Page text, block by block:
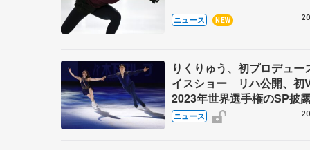
ニュース NEW
りくりゅう、初プロデュー
イスショー リハ公開、初
2023年世界選手権のSP
ゼボロ、チョクベイら豪華
ーが来日
ニュース